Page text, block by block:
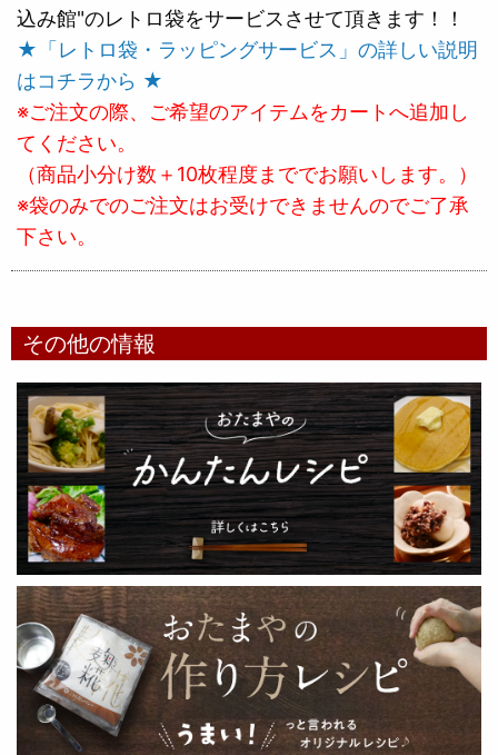
込み館"のレトロ袋をサービスさせて頂きます！！
★「レトロ袋・ラッピングサービス」の詳しい説明
はコチラから ★
※ご注文の際、ご希望のアイテムをカートへ追加し
てください。
（商品小分け数＋10枚程度まででお願いします。）
※袋のみでのご注文はお受けできませんのでご了承
下さい。
その他の情報